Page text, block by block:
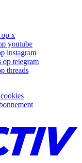
op x
youtube
instagram
op telegram
threads